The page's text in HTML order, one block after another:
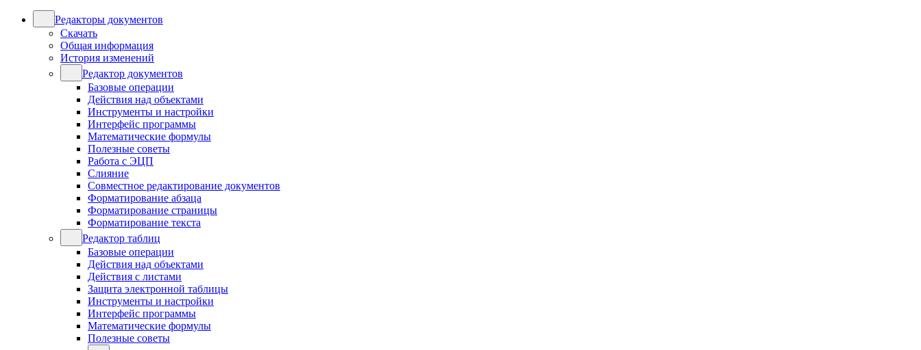
Редакторы документов
Скачать
Общая информация
История изменений
Редактор документов
Базовые операции
Действия над объектами
Инструменты и настройки
Интерфейс программы
Математические формулы
Полезные советы
Работа с ЭЦП
Слияние
Совместное редактирование документов
Форматирование абзаца
Форматирование страницы
Форматирование текста
Редактор таблиц
Базовые операции
Действия над объектами
Действия с листами
Защита электронной таблицы
Инструменты и настройки
Интерфейс программы
Математические формулы
Полезные советы